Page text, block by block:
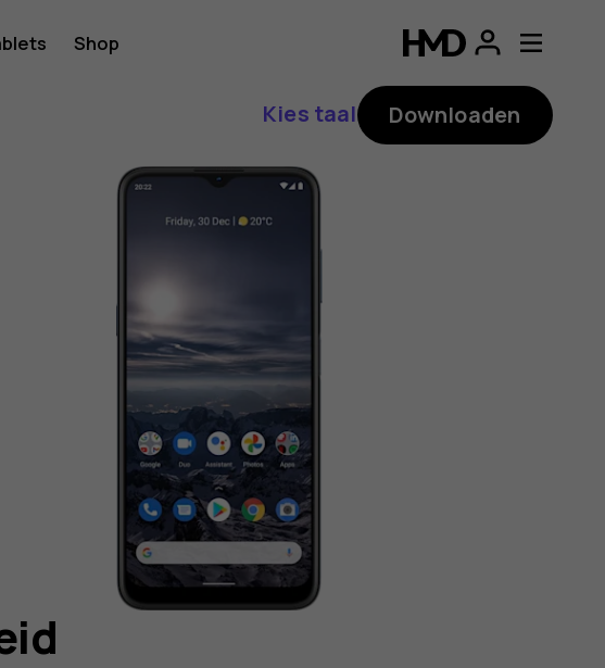
Shop
Kies taal Downloaden